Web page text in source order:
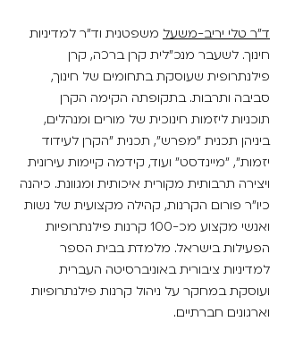
ד"ר טלי יריב-משעל משפטנית וד״ר למדיניות
חינוך. לשעבר מנכ״לית קרן ברכה, קרן
פילנתרופית שעוסקת בתחומים של חינוך,
סביבה ותרבות. בתקופתה הקימה הקרן
תוכניות ליזמות חינוכית של מורים ומנהלים,
ביניהן תכנית "מפרש", תכנית "הקרן לעידוד
יזמות", "מיינדסט" ועוד, קידמה קיימות עירונית
ויצירה תרבותית מקורית איכותית ומגוונת. כיהנה
כיו"ר פורום הקרנות, קהילה מקצועית של נשות
ואנשי מקצוע מכ-100 קרנות פילנתרופיות
הפעילות בישראל. מלמדת בבית הספר
למדיניות ציבורית באוניברסיטה העברית
ועוסקת במחקר על ניהול קרנות פילנתרופיות
וארגונים חברתיים.